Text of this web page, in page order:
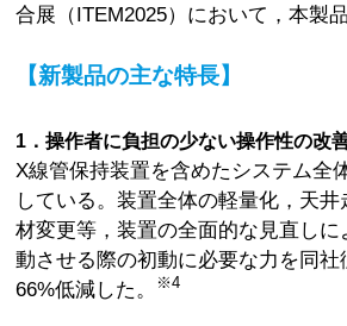
合展（ITEM2025）において，本製
【新製品の主な特長】
1．操作者に負担の少ない操作性の改
X線管保持装置を含めたシステム全
している。装置全体の軽量化，天
材変更等，装置の全面的な見直しに
動させる際の初動に必要な力を同
66%低減した。
※4